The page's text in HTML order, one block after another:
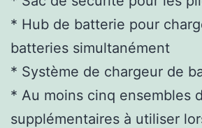
* Hub de batterie pour
batteries simultanément
* Système de chargeur de
* Au moins cinq ensembles
supplémentaires à utiliser